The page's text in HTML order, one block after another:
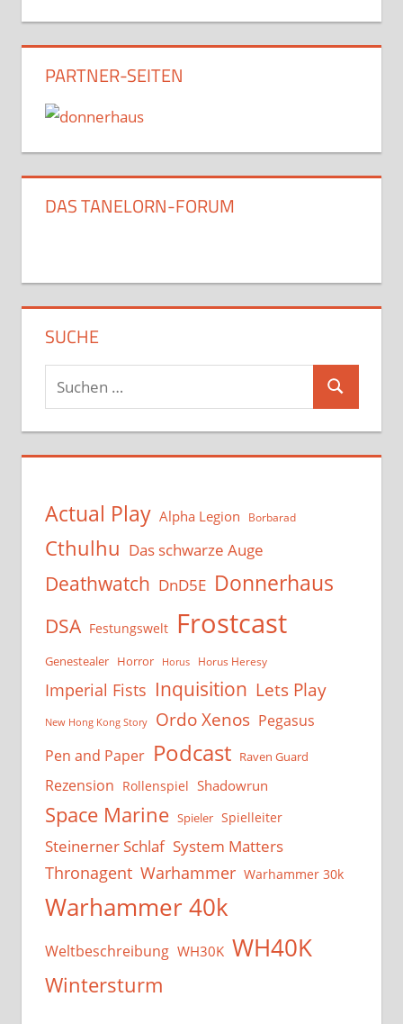
PARTNER-SEITEN
DAS TANELORN-FORUM
SUCHE
Suchen
nach:
Suchen
Actual Play Alpha Legion Borbarad
Cthulhu Das schwarze Auge
Deathwatch DnD5E Donnerhaus
DSA Festungswelt Frostcast
Genestealer Horror Horus Horus Heresy
Imperial Fists Inquisition Lets Play
New Hong Kong Story Ordo Xenos Pegasus
Pen and Paper Podcast Raven Guard
Rezension Rollenspiel Shadowrun
Space Marine Spieler Spielleiter
Steinerner Schlaf System Matters
Thronagent Warhammer Warhammer 30k
Warhammer 40k
Weltbeschreibung WH30K WH40K
Wintersturm